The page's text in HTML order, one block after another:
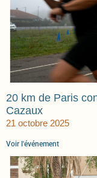
20 km de Paris
Cazaux
21 octobre 2025
Voir l'événement